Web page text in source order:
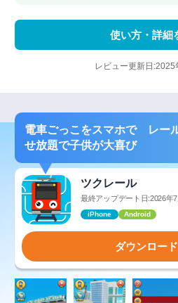
使い方・詳細
レビュー更新日:2025
電車ごっこをスマホで レー
せ放題で子供が大喜び
ツクレール
最終アップデート日:2026年7
iPhone Android
ダウンロー